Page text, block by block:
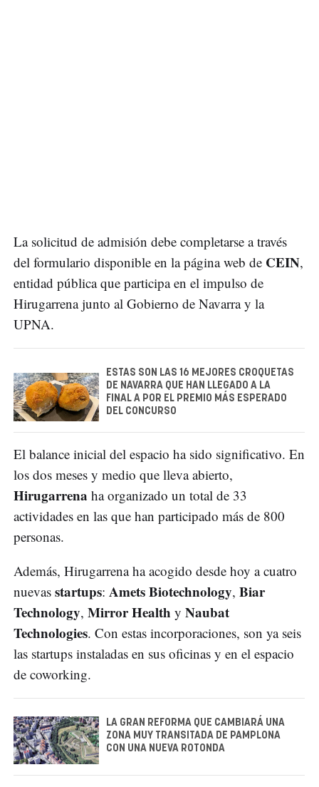
La solicitud de admisión debe completarse a través
del formulario disponible en la página web de CEIN,
entidad pública que participa en el impulso de
Hirugarrena junto al Gobierno de Navarra y la
UPNA.
ESTAS SON LAS 16 MEJORES CROQUETAS
DE NAVARRA QUE HAN LLEGADO A LA
FINAL A POR EL PREMIO MÁS ESPERADO
DEL CONCURSO
El balance inicial del espacio ha sido significativo. En
los dos meses y medio que lleva abierto,
Hirugarrena ha organizado un total de 33
actividades en las que han participado más de 800
personas.
Además, Hirugarrena ha acogido desde hoy a cuatro
nuevas startups: Amets Biotechnology, Biar
Technology, Mirror Health y Naubat
Technologies. Con estas incorporaciones, son ya seis
las startups instaladas en sus oficinas y en el espacio
de coworking.
LA GRAN REFORMA QUE CAMBIARÁ UNA
ZONA MUY TRANSITADA DE PAMPLONA
CON UNA NUEVA ROTONDA